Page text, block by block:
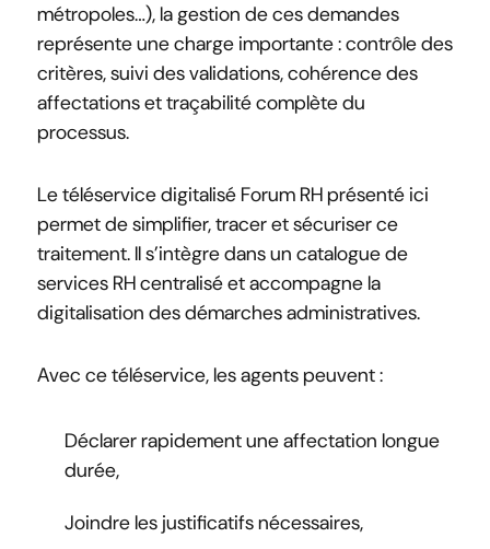
métropoles…), la gestion de ces demandes
représente une charge importante : contrôle des
critères, suivi des validations, cohérence des
affectations et traçabilité complète du
processus.
Le téléservice digitalisé Forum RH présenté ici
permet de simplifier, tracer et sécuriser ce
traitement. Il s’intègre dans un catalogue de
services RH centralisé et accompagne la
digitalisation des démarches administratives.
Avec ce téléservice, les agents peuvent :
Déclarer rapidement une affectation longue
durée,
Joindre les justificatifs nécessaires,